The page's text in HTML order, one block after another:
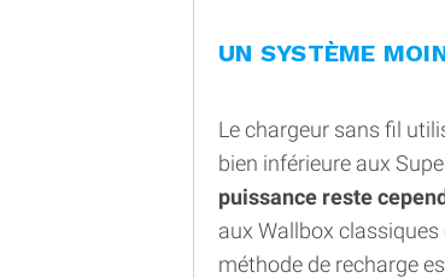
UN SYSTÈME
Le chargeur sans fil
bien inférieure aux
puissance reste
aux Wallbox
méthode de recharge